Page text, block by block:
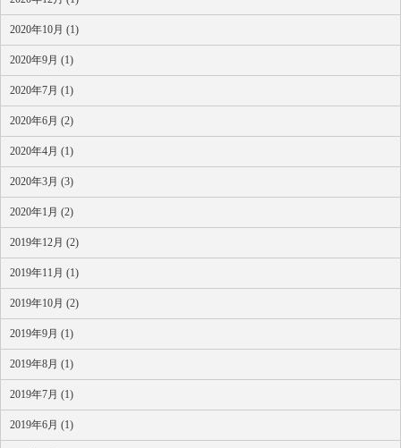
2020年10月 (1)
2020年9月 (1)
2020年7月 (1)
2020年6月 (2)
2020年4月 (1)
2020年3月 (3)
2020年1月 (2)
2019年12月 (2)
2019年11月 (1)
2019年10月 (2)
2019年9月 (1)
2019年8月 (1)
2019年7月 (1)
2019年6月 (1)